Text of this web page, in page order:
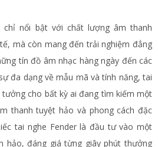
chỉ nổi bật với chất lượng âm thanh
mà còn mang đến trải nghiệm đẳng
tín đồ âm nhạc hàng ngày đến các
đa dạng về mẫu mã và tính năng, tai
tưởng cho bất kỳ ai đang tìm kiếm một
thanh tuyệt hảo và phong cách đặc
tai nghe Fender là đầu tư vào một
hảo, đáng giá từng giây phút thưởng